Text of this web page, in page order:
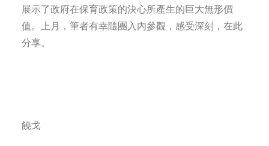
展示了政府在保育政策的決心所產生的巨大無形價
值。上月，筆者有幸隨團入內參觀，感受深刻，在此
分享。
饒戈